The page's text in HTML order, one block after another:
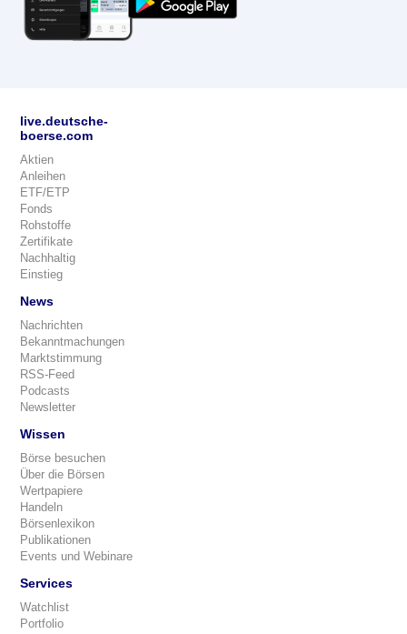
live.deutsche-
boerse.com
Aktien
Anleihen
ETF/ETP
Fonds
Rohstoffe
Zertifikate
Nachhaltig
Einstieg
News
Nachrichten
Bekanntmachungen
Marktstimmung
RSS-Feed
Podcasts
Newsletter
Wissen
Börse besuchen
Über die Börsen
Wertpapiere
Handeln
Börsenlexikon
Publikationen
Events und Webinare
Services
Watchlist
Portfolio